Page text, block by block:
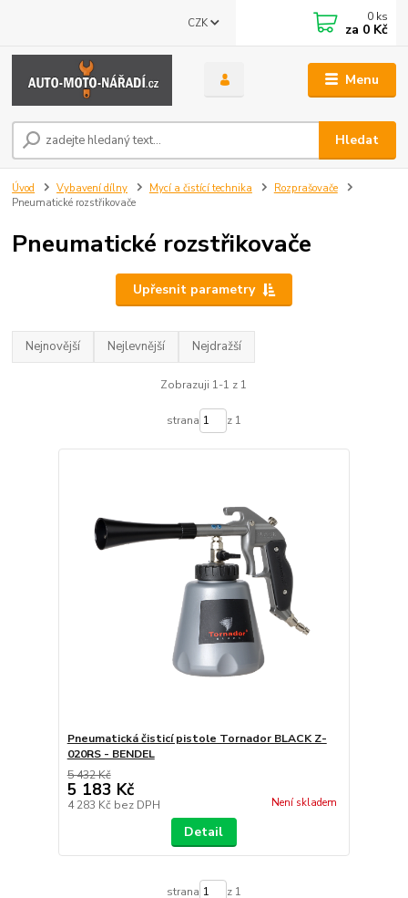
Menu
CZK
Hledat
0 ks
za 0 Kč
Úvod Vybavení dílny Mycí a čistící technika
Rozprašovače
Pneumatické rozstřikovače
Pneumatické rozstřikovače
Upřesnit parametry
Nejnovější Nejlevnější Nejdražší
Zobrazuji 1-1 z 1
strana z 1
Pneumatická čisticí pistole Tornador BLACK Z-
020RS - BENDEL
5 432 Kč
5 183 Kč
4 283 Kč bez DPH Není skladem
Detail
strana z 1